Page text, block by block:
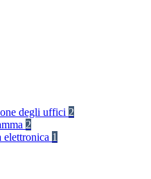
degli uffici 2
2
elettronica 1